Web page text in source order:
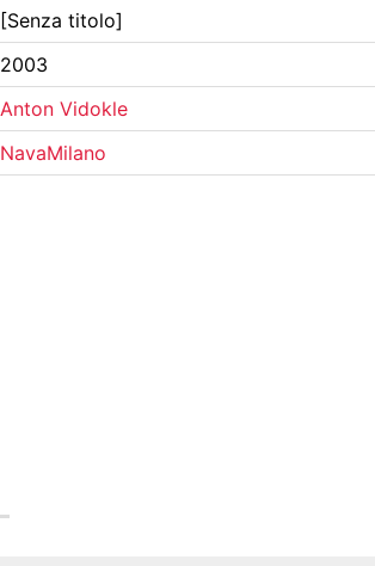
[Senza titolo]
2003
Anton Vidokle
NavaMilano